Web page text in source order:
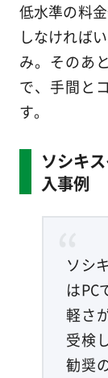
低水準の料
しなければ
み。そのあ
で、手間と
す。
ソシキ
入事例
ソシ
はPC
軽さ
受検
勧奨